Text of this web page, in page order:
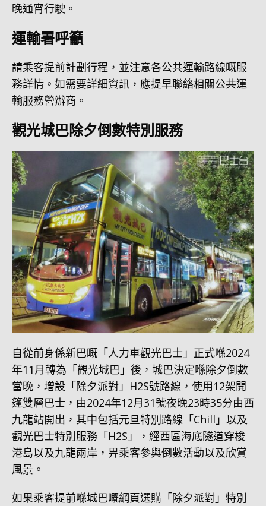
晚通宵行駛。
運輸署呼籲
請乘客提前計劃行程，並注意各公共運輸路線嘅服
務詳情。如需要詳細資訊，應提早聯絡相關公共運
輸服務營辦商。
觀光城巴除夕倒數特別服務
自從前身係新巴嘅「人力車觀光巴士」正式喺2024
年11月轉為「觀光城巴」後，城巴決定喺除夕倒數
當晚，增設「除夕派對」H2S號路線，使用12架開
篷雙層巴士，由2024年12月31號夜晚23時35分由西
九龍站開出，其中包括元旦特別路線「Chill」以及
觀光巴士特別服務「H2S」，經西區海底隧道穿梭
港島以及九龍兩岸，畀乘客參與倒數活動以及欣賞
風景。
如果乘客提前喺城巴嘅網頁選購「除夕派對」特別